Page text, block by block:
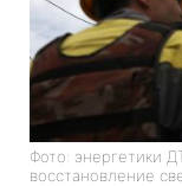
Фото: энергетики
восстановление